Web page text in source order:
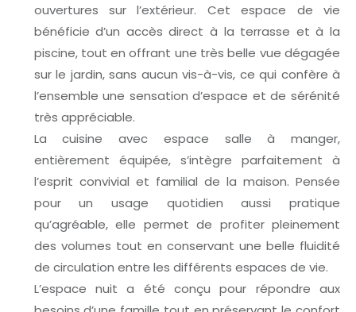
ouvertures sur l’extérieur. Cet espace de vie
bénéficie d’un accès direct à la terrasse et à la
piscine, tout en offrant une très belle vue dégagée
sur le jardin, sans aucun vis-à-vis, ce qui confère à
l’ensemble une sensation d’espace et de sérénité
très appréciable.
La cuisine avec espace salle à manger,
entièrement équipée, s’intègre parfaitement à
l’esprit convivial et familial de la maison. Pensée
pour un usage quotidien aussi pratique
qu’agréable, elle permet de profiter pleinement
des volumes tout en conservant une belle fluidité
de circulation entre les différents espaces de vie.
L’espace nuit a été conçu pour répondre aux